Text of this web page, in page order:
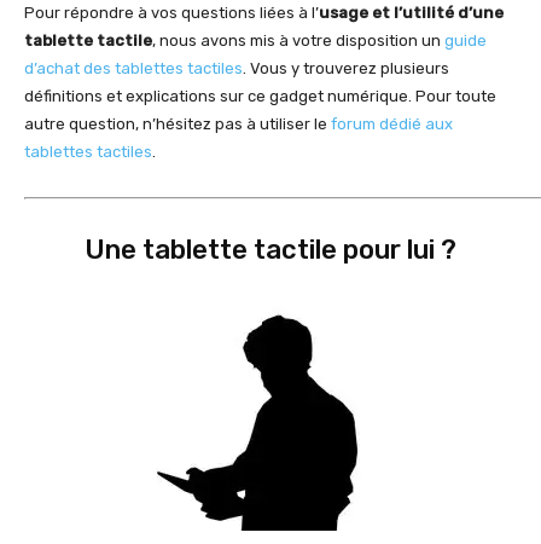
Pour répondre à vos questions liées à l’usage et l’utilité d’une
tablette tactile, nous avons mis à votre disposition un guide
d’achat des tablettes tactiles . Vous y trouverez plusieurs
définitions et explications sur ce gadget numérique. Pour toute
autre question, n’hésitez pas à utiliser le forum dédié aux
tablettes tactiles
Une tablette tactile pour lui ?